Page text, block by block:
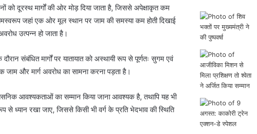
को दूरस्थ मार्गों की ओर मोड़ दिया जाता है, जिससे अपेक्षाकृत कम
जहां एक ओर मूल स्थान पर जाम की समस्या कम होती दिखाई
उत्पन्न हो जाता है।
संबंधित मार्गों पर यातायात को अस्थायी रूप से पूर्णतः सुगम एवं
जाम और मार्ग अवरोध का सामना करना पड़ता है।
आवश्यकताओं का सम्मान किया जाना आवश्यक है, तथापि यह भी
से ध्यान रखा जाए, जिससे किसी भी वर्ग के प्रति भेदभाव की स्थिति